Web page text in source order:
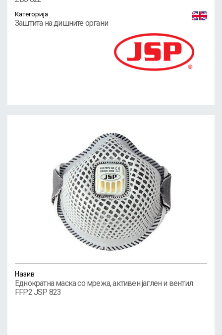
Категорија
Заштита на дишните органи
Назив
Еднократна маска со мрежа, активен јаглен и вентил
FFP2 JSP 823